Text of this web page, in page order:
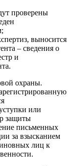
проверены
выносится
– сведения о
и
охраны.
или
защиты
письменных
за взысканием
лиц к